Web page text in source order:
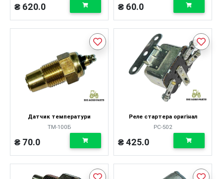
₴ 620.0 ₴ 60.0
Датчик температури
ТМ-100Б
₴ 70.0
Реле стартера оригінал
РС-502
₴ 425.0